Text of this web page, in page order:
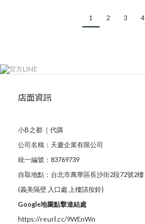
1 2 3 4
店面資訊
小B之都 ｜代購
公司名稱：天慶企業有限公司
統一編號：83769739
自取地點：台北市萬華區長沙街2段72號2樓
(義美隔壁 入口處 上樓請按鈴)
Google地圖點擊連結處
https://reurl.cc/9WEnWn